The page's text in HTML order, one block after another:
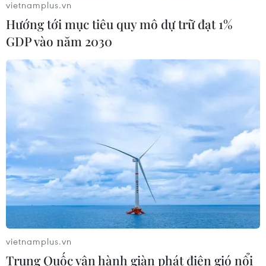
Tăng tốc giải ngân đầu tư công,
chấm dứt tâm lý trông chờ
05/08/2026 07:39
Hoàn thiện khuôn khổ pháp lý về
ngân hàng và phòng, chống rửa tiền
05/08/2026 03:43
Cà Mau gỡ “điểm nghẽn” mặt bằng,
xây dựng kịch bản giải ngân
vietnamplus.vn
Hướng tới mục tiêu quy mô dự trữ đạt 1%
GDP vào năm 2030
vietnamplus.vn
Trung Quốc vận hành giàn phát điện gió nổi